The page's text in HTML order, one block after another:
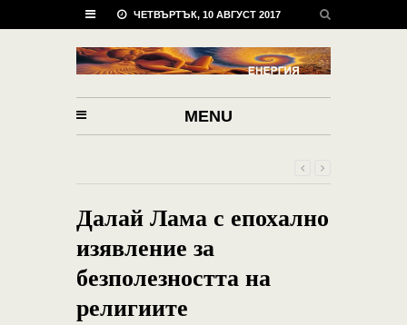
ЧЕТВЪРТЪК, 10 АВГУСТ 2017
MENU
Далай Лама с епохално
изявление за
безполезността на
религиите